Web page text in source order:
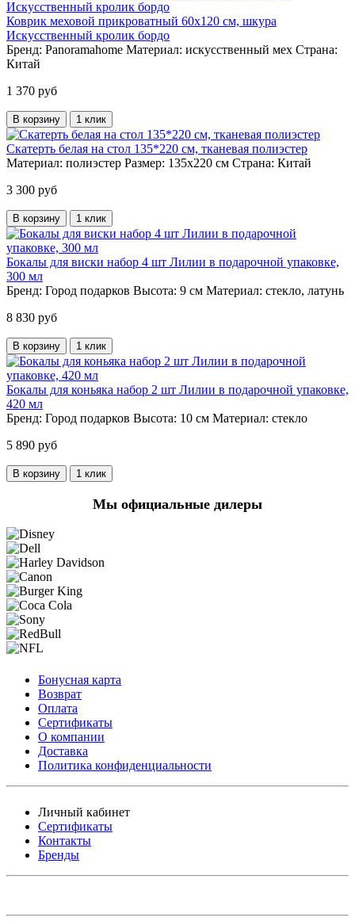
Коврик меховой прикроватный 60х120 см, шкура
Искусственный кролик бордо
Бренд: Panoramahome Материал: искусственный мех Страна:
Китай
1 370 руб
В корзину 1 клик
Скатерть белая на стол 135*220 см, тканевая полиэстер
Материал: полиэстер Размер: 135х220 см Страна: Китай
3 300 руб
В корзину 1 клик
Бокалы для виски набор 4 шт Лилии в подарочной упаковке,
300 мл
Бренд: Город подарков Высота: 9 см Материал: стекло, латунь
8 830 руб
В корзину 1 клик
Бокалы для коньяка набор 2 шт Лилии в подарочной упаковке,
420 мл
Бренд: Город подарков Высота: 10 см Материал: стекло
5 890 руб
В корзину 1 клик
Мы официальные дилеры
Бонусная карта
Возврат
Оплата
Сертификаты
О компании
Доставка
Политика конфиденциальности
Личный кабинет
Сертификаты
Контакты
Бренды